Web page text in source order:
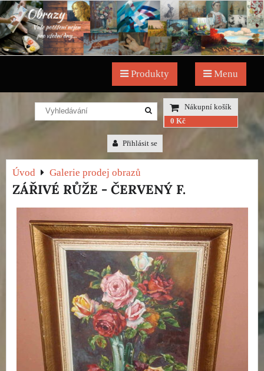
Produkty Menu
Nákupní košík
0 Kč
Přihlásit se
Úvod Galerie prodej obrazů
ZÁŘIVÉ RŮŽE - ČERVENÝ F.